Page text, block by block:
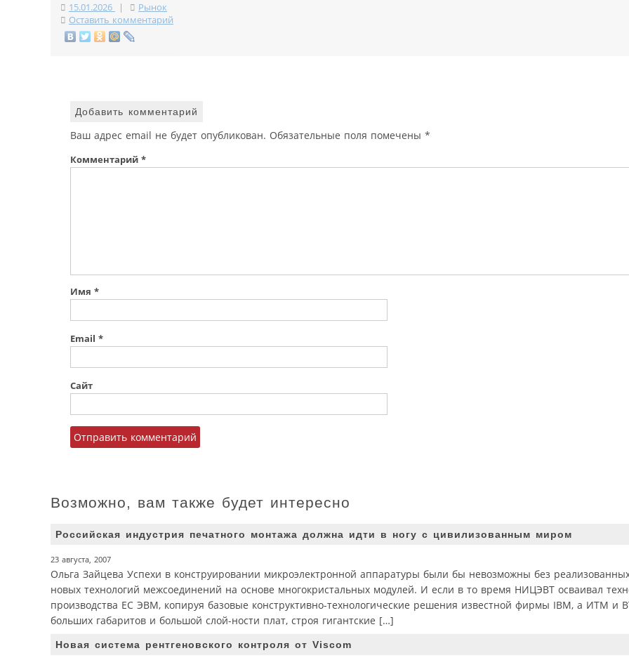
15.01.2026 |
Рынок
Оставить комментарий
Добавить комментарий
Ваш адрес email не будет опубликован. Обязательные поля помечены *
Комментарий *
Имя *
Email *
Сайт
Возможно, вам также будет интересно
Российская индустрия печатного монтажа должна идти в ногу с цивилизованным миром
23 августа, 2007
Ольга Зайцева Успехи в конструировании микроэлектронной аппаратуры были бы невозможны без
новых технологий межсоединений на основе многокристальных модулей. И если в то время НИЦЭВТ осваивал
производства ЕС ЭВМ, копируя базовые конструктивно-технологические решения известной фирмы IBM, а ИТМ и
больших габаритов и большой слой-ности плат, строя гигантские […]
Новая система рентгеновского контроля от Viscom